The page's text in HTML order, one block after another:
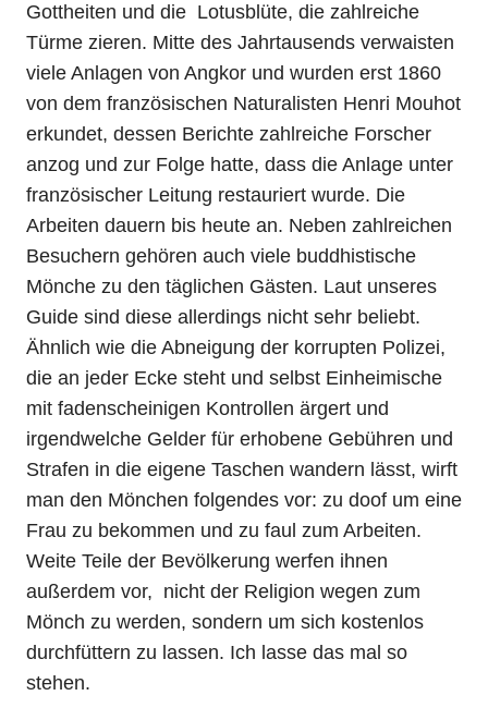
Gottheiten und die Lotusblüte, die zahlreiche
Türme zieren. Mitte des Jahrtausends verwaisten
viele Anlagen von Angkor und wurden erst 1860
von dem französischen Naturalisten Henri Mouhot
erkundet, dessen Berichte zahlreiche Forscher
anzog und zur Folge hatte, dass die Anlage unter
französischer Leitung restauriert wurde. Die
Arbeiten dauern bis heute an. Neben zahlreichen
Besuchern gehören auch viele buddhistische
Mönche zu den täglichen Gästen. Laut unseres
Guide sind diese allerdings nicht sehr beliebt.
Ähnlich wie die Abneigung der korrupten Polizei,
die an jeder Ecke steht und selbst Einheimische
mit fadenscheinigen Kontrollen ärgert und
irgendwelche Gelder für erhobene Gebühren und
Strafen in die eigene Taschen wandern lässt, wirft
man den Mönchen folgendes vor: zu doof um eine
Frau zu bekommen und zu faul zum Arbeiten.
Weite Teile der Bevölkerung werfen ihnen
außerdem vor, nicht der Religion wegen zum
Mönch zu werden, sondern um sich kostenlos
durchfüttern zu lassen. Ich lasse das mal so
stehen.